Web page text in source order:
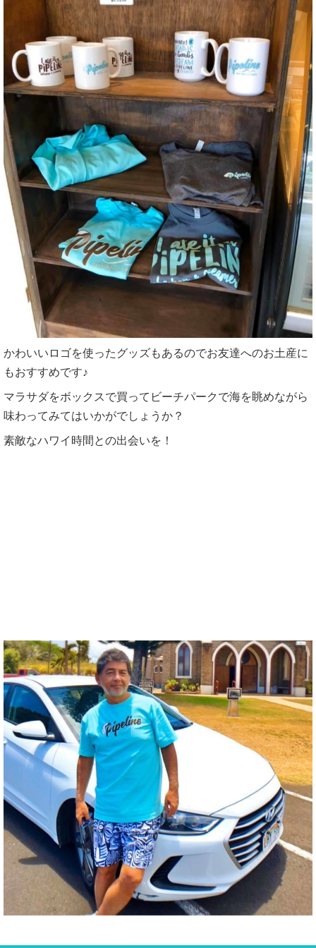
かわいいロゴを使ったグッズもあるのでお友達へのお土産に
もおすすめです♪
マラサダをボックスで買ってビーチパークで海を眺めながら
味わってみてはいかがでしょうか？
素敵なハワイ時間との出会いを！